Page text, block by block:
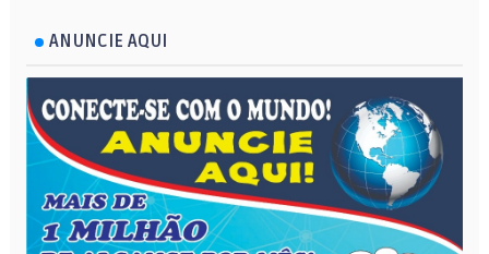
ANUNCIE AQUI